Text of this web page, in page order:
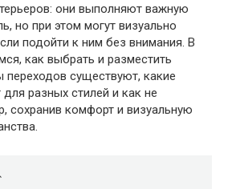
они выполняют важную
но при этом могут визуально
подойти к ним без внимания. В
как выбрать и разместить
существуют, какие
разных стилей и как не
сохранив комфорт и визуальную